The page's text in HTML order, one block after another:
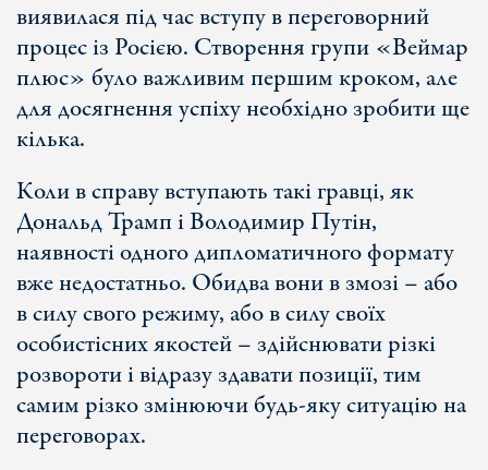
виявилася під час вступу в переговорний
процес із Росією. Створення групи «Веймар
плюс» було важливим першим кроком, але
для досягнення успіху необхідно зробити ще
кілька.
Коли в справу вступають такі гравці, як
Дональд Трамп і Володимир Путін,
наявності одного дипломатичного формату
вже недостатньо. Обидва вони в змозі – або
в силу свого режиму, або в силу своїх
особистісних якостей – здійснювати різкі
розвороти і відразу здавати позиції, тим
самим різко змінюючи будь-яку ситуацію на
переговорах.